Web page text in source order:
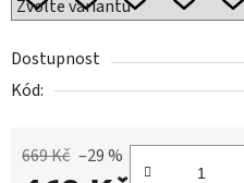
Dostupnost
Kód:
669 Kč –29 %